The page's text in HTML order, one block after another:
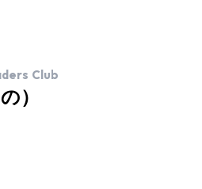
Club
）